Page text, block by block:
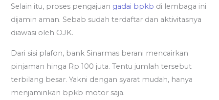
Selain itu, proses pengajuan gadai bpkb di lembaga ini
dijamin aman. Sebab sudah terdaftar dan aktivitasnya
diawasi oleh OJK.
Dari sisi plafon, bank Sinarmas berani mencairkan
pinjaman hinga Rp 100 juta. Tentu jumlah tersebut
terbilang besar. Yakni dengan syarat mudah, hanya
menjaminkan bpkb motor saja.